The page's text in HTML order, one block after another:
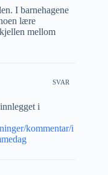
I barnehagene
lære
mellom
SVAR
i
kommentar/i